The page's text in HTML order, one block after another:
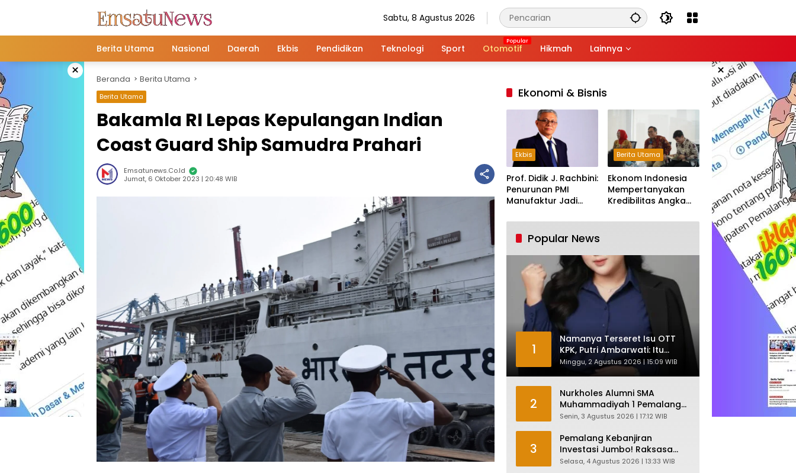
Sabtu, 8 Agustus 2026
Berita Utama Nasional Daerah Ekbis Pendidikan Teknologi Sport Otomotif Hikmah Lainnya
× ×
Beranda Berita Utama
Berita Utama
Bakamla RI Lepas Kepulangan Indian
Coast Guard Ship Samudra Prahari
Emsatunews.co.id
Jumat, 6 Oktober 2023 | 20:48 WIB
Ekonomi & Bisnis
Ekbis
Prof. Didik J. Rachbini:
Penurunan PMI
Manufaktur Jadi
Industri Nasional
Berita Utama
Ekonom Indonesia
Mempertanyakan
Kredibilitas Angka
Tumbuh Tapi Rapuh
Popular News
1
Namanya Terseret Isu OTT
KPK, Putri Ambarwati: Itu
Hanya Kesamaan Nama
Minggu, 2 Agustus 2026 | 15:09 WIB
2
Nurkholes Alumni SMA
Muhammadiyah 1 Pemalang
Angkatan 1986 Resmi
Pesan Ketua Asmam 86
Senin, 3 Agustus 2026 | 17:12 WIB
3
Pemalang Kebanjiran
Investasi Jumbo! Raksasa
Garmen Jepang Siap Bangun
Selasa, 4 Agustus 2026 | 13:33 WIB